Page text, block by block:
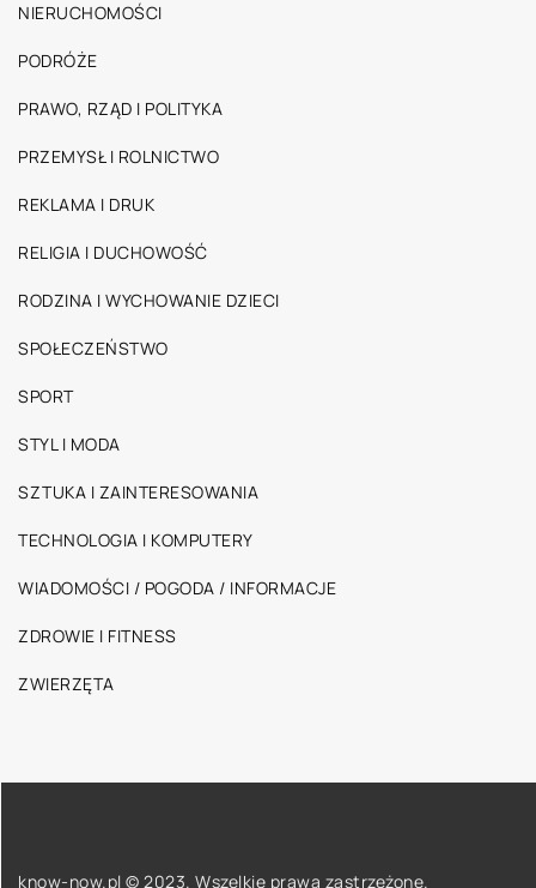
NIERUCHOMOŚCI
PODRÓŻE
PRAWO, RZĄD I POLITYKA
PRZEMYSŁ I ROLNICTWO
REKLAMA I DRUK
RELIGIA I DUCHOWOŚĆ
RODZINA I WYCHOWANIE DZIECI
SPOŁECZEŃSTWO
SPORT
STYL I MODA
SZTUKA I ZAINTERESOWANIA
TECHNOLOGIA I KOMPUTERY
WIADOMOŚCI / POGODA / INFORMACJE
ZDROWIE I FITNESS
ZWIERZĘTA
know-now.pl © 2023. Wszelkie prawa zastrzeżone.